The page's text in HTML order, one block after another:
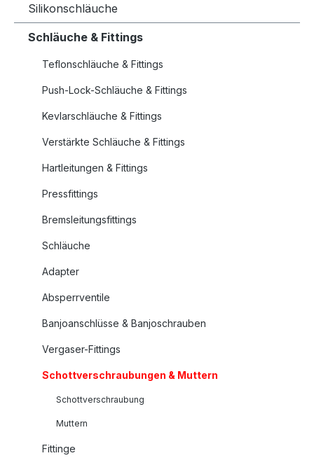
Silikonschläuche
Schläuche & Fittings
Teflonschläuche & Fittings
Push-Lock-Schläuche & Fittings
Kevlarschläuche & Fittings
Verstärkte Schläuche & Fittings
Hartleitungen & Fittings
Pressfittings
Bremsleitungsfittings
Schläuche
Adapter
Absperrventile
Banjoanschlüsse & Banjoschrauben
Vergaser-Fittings
Schottverschraubungen & Muttern
Schottverschraubung
Muttern
Fittinge